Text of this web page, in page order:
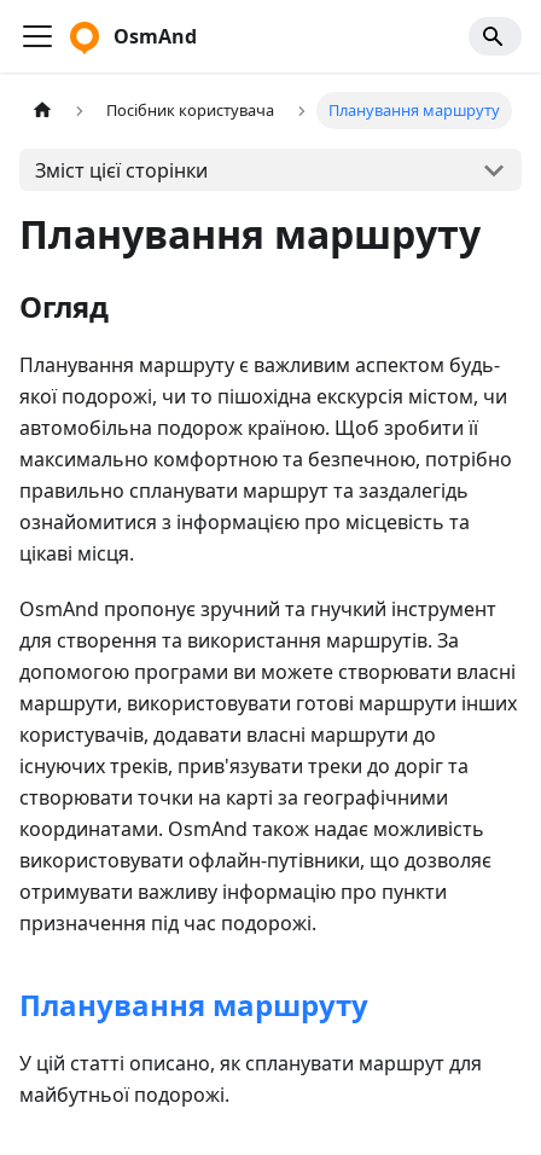
OsmAnd
Посібник користувача Планування маршруту
Зміст цієї сторінки
Планування маршруту
Огляд
Планування маршруту є важливим аспектом будь-
якої подорожі, чи то пішохідна екскурсія містом, чи
автомобільна подорож країною. Щоб зробити її
максимально комфортною та безпечною, потрібно
правильно спланувати маршрут та заздалегідь
ознайомитися з інформацією про місцевість та
цікаві місця.
OsmAnd пропонує зручний та гнучкий інструмент
для створення та використання маршрутів. За
допомогою програми ви можете створювати власні
маршрути, використовувати готові маршрути інших
користувачів, додавати власні маршрути до
існуючих треків, прив'язувати треки до доріг та
створювати точки на карті за географічними
координатами. OsmAnd також надає можливість
використовувати офлайн-путівники, що дозволяє
отримувати важливу інформацію про пункти
призначення під час подорожі.
Планування маршруту
У цій статті описано, як спланувати маршрут для
майбутньої подорожі.